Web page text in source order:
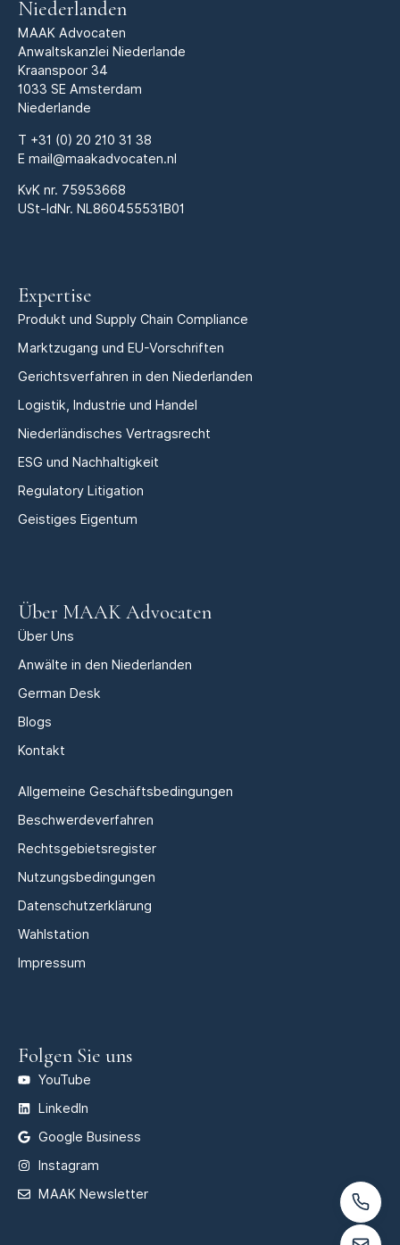
Niederlanden
MAAK Advocaten
Anwaltskanzlei Niederlande
Kraanspoor 34
1033 SE Amsterdam
Niederlande
T +31 (0) 20 210 31 38
E mail@maakadvocaten.nl
KvK nr. 75953668
USt-IdNr. NL860455531B01
Expertise
Produkt und Supply Chain Compliance
Marktzugang und EU-Vorschriften
Gerichtsverfahren in den Niederlanden
Logistik, Industrie und Handel
Niederländisches Vertragsrecht
ESG und Nachhaltigkeit
Regulatory Litigation
Geistiges Eigentum
Über MAAK Advocaten
Über Uns
Anwälte in den Niederlanden
German Desk
Blogs
Kontakt
Allgemeine Geschäftsbedingungen
Beschwerdeverfahren
Rechtsgebietsregister
Nutzungsbedingungen
Datenschutzerklärung
Wahlstation
Impressum
Folgen Sie uns
YouTube
LinkedIn
Google Business
Instagram
MAAK Newsletter